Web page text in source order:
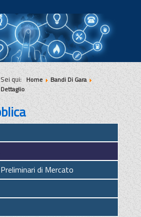
|||
Sei qui:Home
Bandi Di Gara
Dettaglio
di Mercato